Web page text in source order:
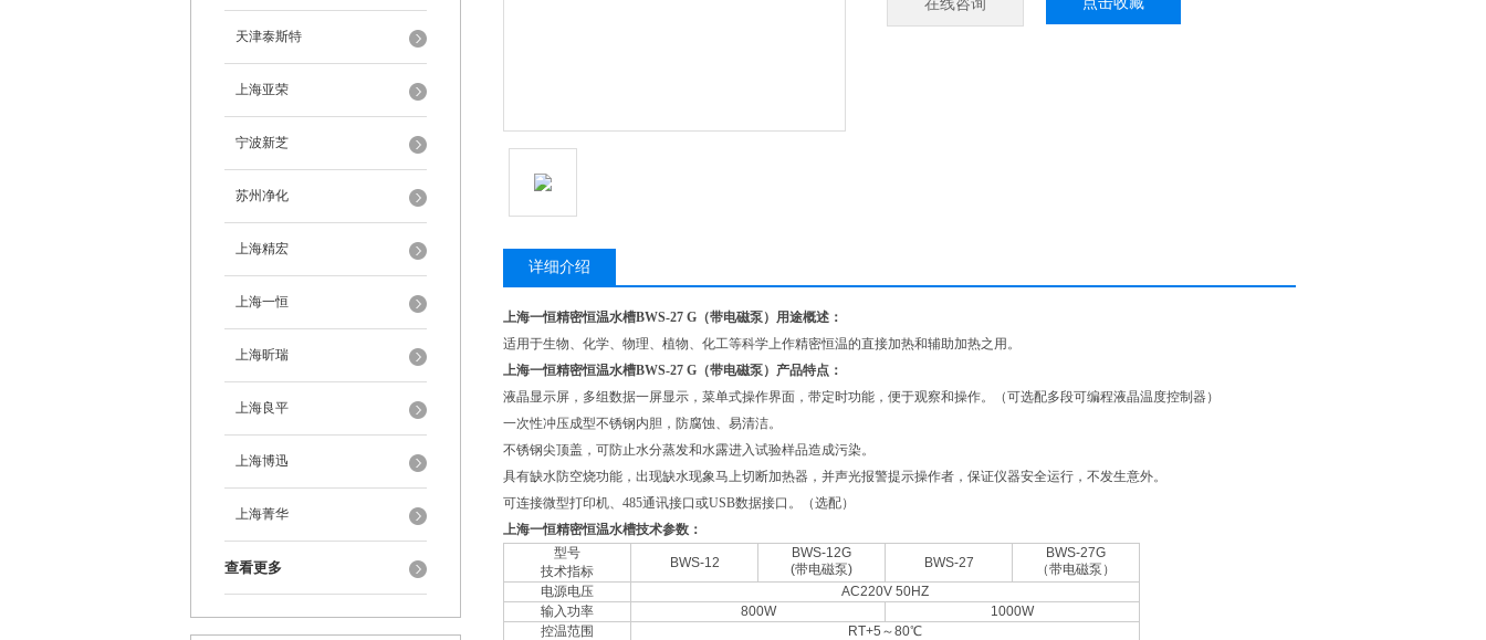
天津泰斯特
上海亚荣
宁波新芝
苏州净化
上海精宏
上海一恒
上海昕瑞
上海良平
上海博迅
上海菁华
查看更多
在线咨询
详细介绍
上海一恒精密恒温水槽BWS-27 G（带电磁泵） 用途概述：
适用于生物、化学、物理、植物、化工等科学上作精密恒温的直接加热和辅助加热之用。
上海一恒精密恒温水槽BWS-27 G（带电磁泵） 产品特点：
液晶显示屏，多组数据一屏显示，菜单式操作界面，带定时功能，便于观察和操作。（可选配多段可编程液晶温度控制器）
一次性冲压成型不锈钢内胆，防腐蚀、易清洁。
不锈钢尖顶盖，可防止水分蒸发和水露进入试验样品造成污染。
具有缺水防空烧功能，出现缺水现象马上切断加热器，并声光报警提示操作者，保证仪器安全运行，不发生意外。
可连接微型打印机、485通讯接口或USB数据接口。（选配）
上海一恒精密恒温水槽技术参数：
型号
技术指标
BWS-12
BWS-12G
(带电磁泵)
BWS-27
BWS-27G
（带电磁泵）
电源电压
AC220V 50HZ
输入功率
800W
1000W
控温范围
RT+5～80℃